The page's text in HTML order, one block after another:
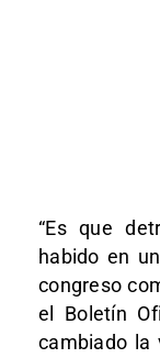
“Es que
habido en
congreso
el Boletín
cambiado la